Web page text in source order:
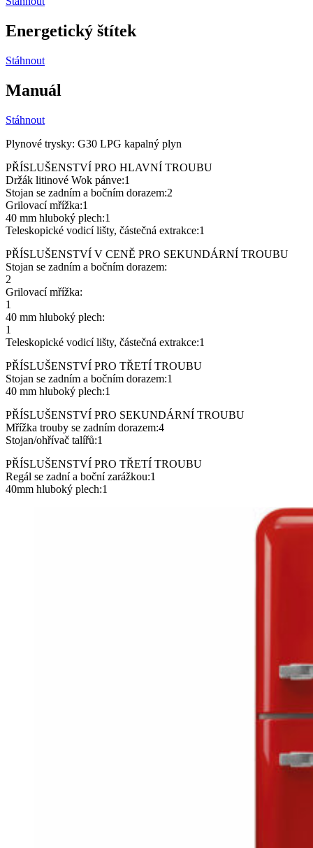
Energetický štítek
Stáhnout
Manuál
Stáhnout
Plynové trysky: G30 LPG kapalný plyn
PŘÍSLUŠENSTVÍ PRO HLAVNÍ TROUBU
Držák litinové Wok pánve:1
Stojan se zadním a bočním dorazem:2
Grilovací mřížka:1
40 mm hluboký plech:1
Teleskopické vodicí lišty, částečná extrakce:1
PŘÍSLUŠENSTVÍ V CENĚ PRO SEKUNDÁRNÍ TROUBU
Stojan se zadním a bočním dorazem:
2
Grilovací mřížka:
1
40 mm hluboký plech:
1
Teleskopické vodicí lišty, částečná extrakce:1
PŘÍSLUŠENSTVÍ PRO TŘETÍ TROUBU
Stojan se zadním a bočním dorazem:1
40 mm hluboký plech:1
PŘÍSLUŠENSTVÍ PRO SEKUNDÁRNÍ TROUBU
Mřížka trouby se zadním dorazem:4
Stojan/ohřívač talířů:1
PŘÍSLUŠENSTVÍ PRO TŘETÍ TROUBU
Regál se zadní a boční zarážkou:1
40mm hluboký plech:1